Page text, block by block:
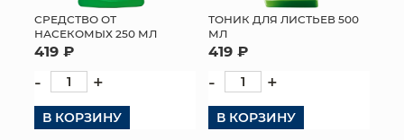
СРЕДСТВО ОТ
НАСЕКОМЫХ 250 МЛ
419 ₽
- +
В КОРЗИНУ
ТОНИК ДЛЯ ЛИСТЬЕВ 500
МЛ
419 ₽
- +
В КОРЗИНУ